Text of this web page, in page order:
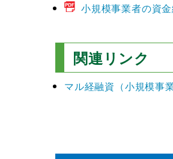
小規模事業者の資
関連リンク
マル経融資（小規模事